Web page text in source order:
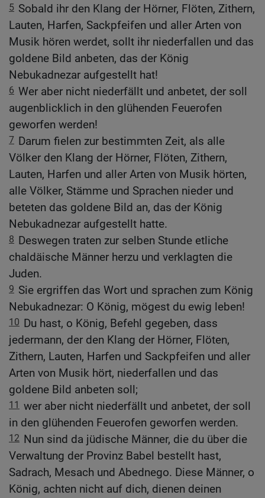
5 Sobald ihr den Klang der Hörner, Flöten, Zithern,
Lauten, Harfen, Sackpfeifen und aller Arten von
Musik hören werdet, sollt ihr niederfallen und das
goldene Bild anbeten, das der König
Nebukadnezar aufgestellt hat!
6 Wer aber nicht niederfällt und anbetet, der soll
augenblicklich in den glühenden Feuerofen
geworfen werden!
7 Darum fielen zur bestimmten Zeit, als alle
Völker den Klang der Hörner, Flöten, Zithern,
Lauten, Harfen und aller Arten von Musik hörten,
alle Völker, Stämme und Sprachen nieder und
beteten das goldene Bild an, das der König
Nebukadnezar aufgestellt hatte.
8 Deswegen traten zur selben Stunde etliche
chaldäische Männer herzu und verklagten die
Juden.
9 Sie ergriffen das Wort und sprachen zum König
Nebukadnezar: O König, mögest du ewig leben!
10 Du hast, o König, Befehl gegeben, dass
jedermann, der den Klang der Hörner, Flöten,
Zithern, Lauten, Harfen und Sackpfeifen und aller
Arten von Musik hört, niederfallen und das
goldene Bild anbeten soll;
11 wer aber nicht niederfällt und anbetet, der soll
in den glühenden Feuerofen geworfen werden.
12 Nun sind da jüdische Männer, die du über die
Verwaltung der Provinz Babel bestellt hast,
Sadrach, Mesach und Abednego. Diese Männer, o
König, achten nicht auf dich, dienen deinen